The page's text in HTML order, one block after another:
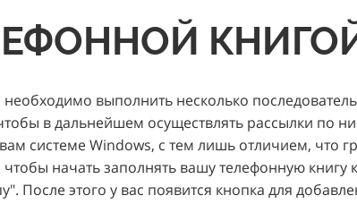
выполнить несколько
в дальнейшем осуществлять рассылки по
системе Windows, с тем лишь отличием, что
начать заполнять вашу телефонную книгу
После этого у вас появится кнопка для